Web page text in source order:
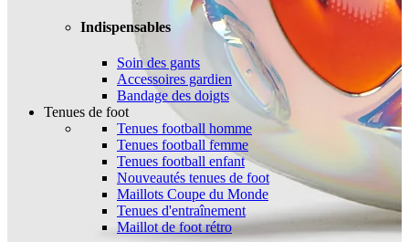
Indispensables
Soin des gants
Accessoires gardien
Bandage des doigts
Tenues de foot
Tenues football homme
Tenues football femme
Tenues football enfant
Nouveautés tenues de foot
Maillots Coupe du Monde
Tenues d'entraînement
Maillot de foot rétro